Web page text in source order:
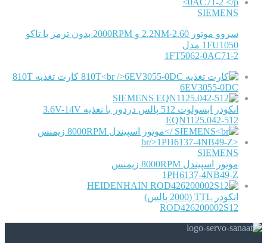
SIEMENS
سروو موتور 2.60-2.2NM و 2000RPM بدون ترمز با تاکو
1FU1050 مدل
1FT5062-0AC71-2
کارت تغذیه 810T
6EV3055-0DC
SIEMENS
انکودر ابسولوت 512 پالس دردور با تغذیه 3.6V-14V
EQN1125.042-512
SIEMENS
موتور اسپیندل 8000RPM زیمنس
1PH6137-4NB49-Z
HEIDENHAIN
انکودر TTL (2000 پالس)
ROD426200002S12